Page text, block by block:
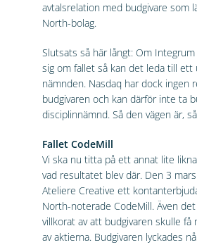
avtalsrelation med budgivare som
North-bolag.
Slutsats så här långt: Om
sig om fallet så kan det leda till ett
nämnden. Nasdaq har dock ingen
budgivaren och kan därför inte ta
disciplinnämnd. Så den vägen är,
Fallet CodeMill
Vi ska nu titta på ett annat lite
vad resultatet blev där. Den 3
Ateliere Creative ett
North-noterade CodeMill. Även
villkorat av att budgivaren skulle
av aktierna. Budgivaren lyckades